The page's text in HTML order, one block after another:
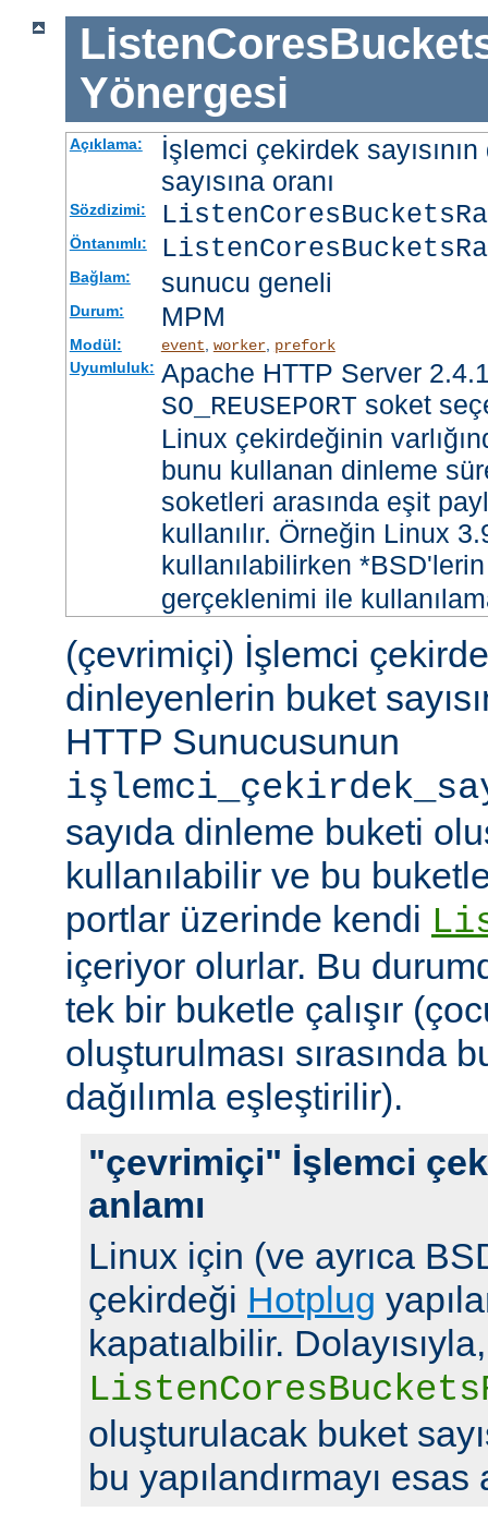
Yönergesi
Açıklama:
İşlemci çekirdek
sayısına oranı
Sözdizimi:
Öntanımlı:
Bağlam: sunucu geneli
Durum: MPM
Modül: event worker, prefork
Uyumluluk: Apache HTTP Server
SO_REUSEPORT soket
Linux çekirdeğinin
bunu kullanan dinleme
soketleri arasında eşit
kullanılır. Örneğin Linux
kullanılabilirken
gerçeklenimi ile
(çevrimiçi) İşlemci
dinleyenlerin buket
HTTP Sunucusunun
sayıda dinleme buketi
kullanılabilir ve bu
portlar üzerinde kendi
içeriyor olurlar. Bu
tek bir buketle çalışır
oluşturulması sırasında
dağılımla eşleştirilir).
"çevrimiçi" İşlemci
anlamı
Linux için (ve ayrıca
çekirdeği Hotplug
kapatıalbilir. Dolayısıyla,
oluşturulacak buket
bu yapılandırmayı esas